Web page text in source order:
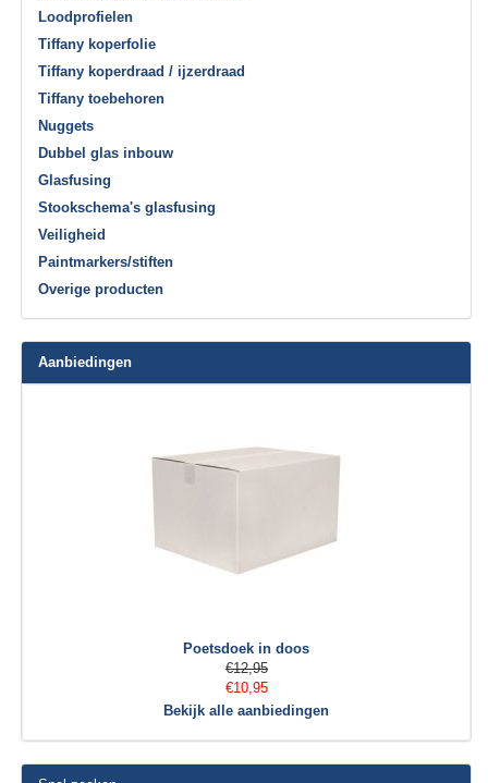
Loodprofielen
Tiffany koperfolie
Tiffany koperdraad / ijzerdraad
Tiffany toebehoren
Nuggets
Dubbel glas inbouw
Glasfusing
Stookschema's glasfusing
Veiligheid
Paintmarkers/stiften
Overige producten
Aanbiedingen
Poetsdoek in doos
€12,95
€10,95
Bekijk alle aanbiedingen